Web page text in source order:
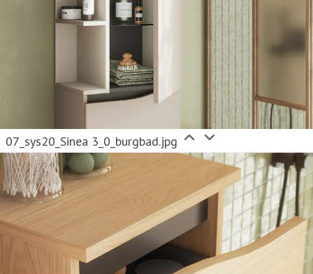
07_sys20_Sinea 3_0_burgbad.jpg